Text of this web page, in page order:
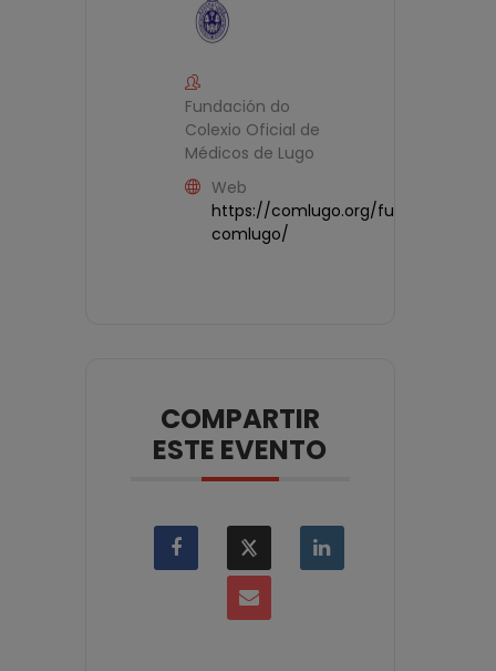
Fundación do
Colexio Oficial de
Médicos de Lugo
Web
https://comlugo.org/fundacion-
comlugo/
COMPARTIR
ESTE EVENTO